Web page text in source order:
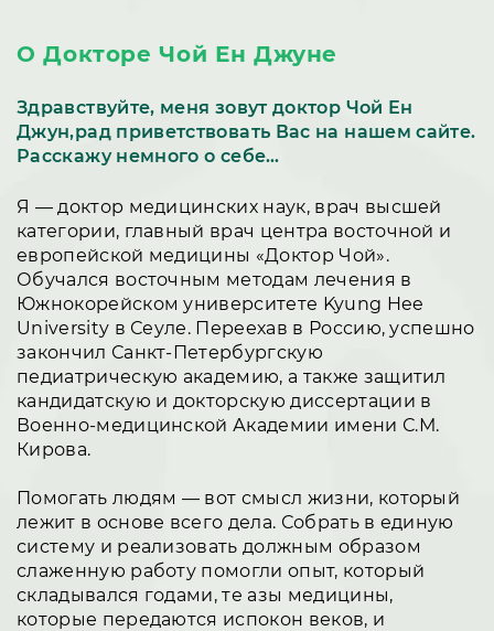
О Докторе Чой Ен Джуне
Здравствуйте, меня зовут доктор Чой Ен
Джун,рад приветствовать Вас на нашем сайте.
Расскажу немного о себе…
Я — доктор медицинских наук, врач высшей
категории, главный врач центра восточной и
европейской медицины «Доктор Чой».
Обучался восточным методам лечения в
Южнокорейском университете Kyung Hee
University в Сеуле. Переехав в Россию, успешно
закончил Санкт-Петербургскую
педиатрическую академию, а также защитил
кандидатскую и докторскую диссертации в
Военно-медицинской Академии имени С.М.
Кирова.
Помогать людям — вот смысл жизни, который
лежит в основе всего дела. Собрать в единую
систему и реализовать должным образом
слаженную работу помогли опыт, который
складывался годами, те азы медицины,
которые передаются испокон веков, и